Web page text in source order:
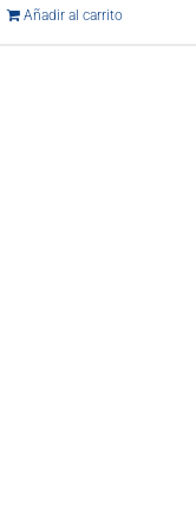
Añadir al carrito